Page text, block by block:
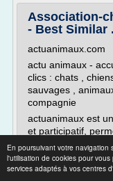
En poursuivant votre navigation
l'utilisation de cookies pour
services adaptés à vos centres
Association-
- Best Similar
actuanimaux.com
actu animaux -
clics : chats ,
sauvages ,
compagnie
actuanimaux est
et participatif,
chiens, chevaux et
animaux, animal,
sauvetage,...